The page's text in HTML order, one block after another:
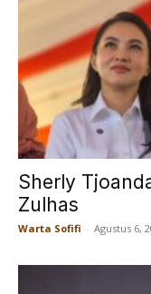
Sherly
Zulhas
Warta Sofifi - Agustus 6,